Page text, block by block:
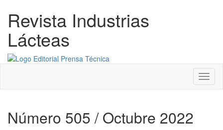
Revista Industrias
Lácteas
Menú
Número 505 / Octubre 2022